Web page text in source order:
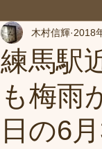
練馬駅
も梅雨
日の6
木村信輝 2018